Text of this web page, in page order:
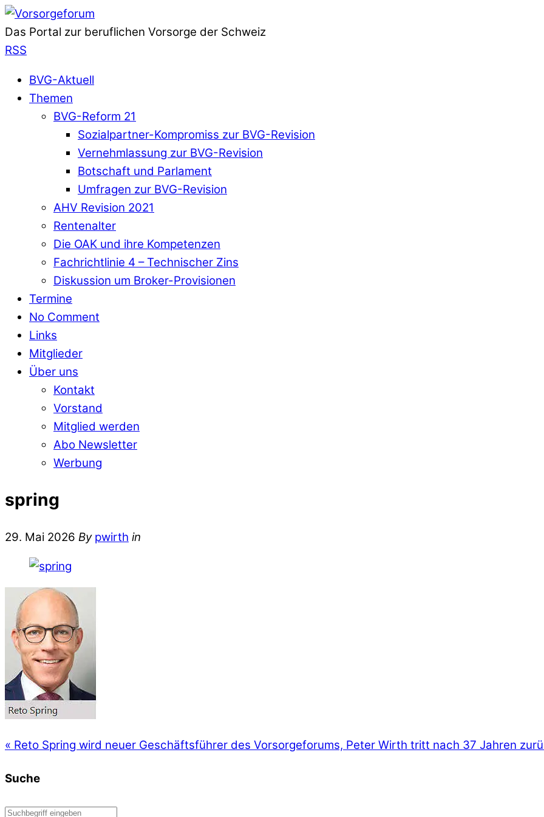
Das Portal zur beruflichen Vorsorge der Schweiz
RSS
BVG-Aktuell
Themen
BVG-Reform 21
Sozialpartner-Kompromiss zur BVG-Revision
Vernehmlassung zur BVG-Revision
Botschaft und Parlament
Umfragen zur BVG-Revision
AHV Revision 2021
Rentenalter
Die OAK und ihre Kompetenzen
Fachrichtlinie 4 – Technischer Zins
Diskussion um Broker-Provisionen
Termine
No Comment
Links
Mitglieder
Über uns
Kontakt
Vorstand
Mitglied werden
Abo Newsletter
Werbung
spring
29. Mai 2026 By pwirth in
« Reto Spring wird neuer Geschäftsführer des Vorsorgeforums, Peter Wirth tritt nach 37 Jahren
Suche